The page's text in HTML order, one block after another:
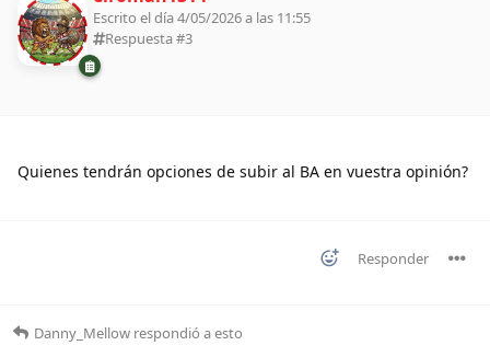
Escrito el día 4/05/2026 a las 11:55
Respuesta #3
Quienes tendrán opciones de subir al BA en vuestra opinión?
Responder
Danny_Mellow respondió a esto